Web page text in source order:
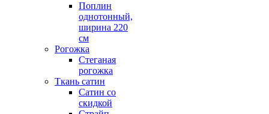
Поплин
однотонный,
ширина 220
см
Рогожка
Стеганая
рогожка
Ткань сатин
Сатин со
скидкой